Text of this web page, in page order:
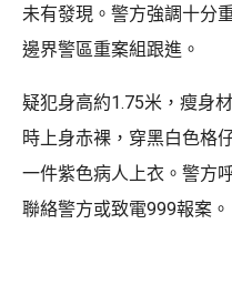
未有發現。警方強調十分
邊界警區重案組跟進。
疑犯身高約1.75米，瘦身
時上身赤裸，穿黑白色格
一件紫色病人上衣。警方
聯絡警方或致電999報案。